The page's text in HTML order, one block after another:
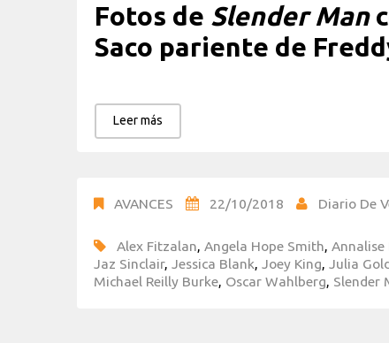
Fotos de Slender Man
Saco pariente de
Leer más
AVANCES 22/10/2018 Diario De
Alex Fitzalan Angela Hope Smith Annalise
Jaz Sinclair, Jessica Blank Joey King Julia
Michael Reilly Burke Oscar Wahlberg Slender